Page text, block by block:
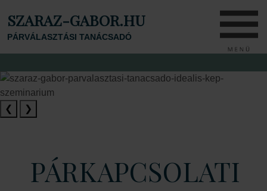
SZARAZ-GABOR.HU
PÁRVÁLASZTÁSI TANÁCSADÓ
❮ ❯
PÁRKAPCSOLATI